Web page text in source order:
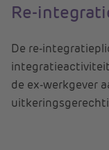
Re-
De re-
de ex-werkgever